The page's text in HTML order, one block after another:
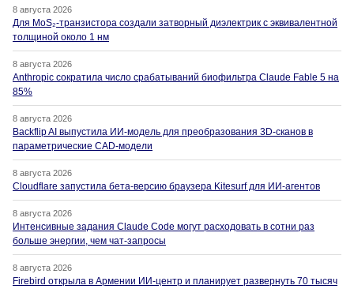
8 августа 2026
Для MoS₂-транзистора создали затворный диэлектрик с эквивалентной
толщиной около 1 нм
8 августа 2026
Anthropic сократила число срабатываний биофильтра Claude Fable 5 на
85%
8 августа 2026
Backflip AI выпустила ИИ-модель для преобразования 3D-сканов в
параметрические CAD-модели
8 августа 2026
Cloudflare запустила бета-версию браузера Kitesurf для ИИ-агентов
8 августа 2026
Интенсивные задания Claude Code могут расходовать в сотни раз
больше энергии, чем чат-запросы
8 августа 2026
Firebird открыла в Армении ИИ-центр и планирует развернуть 70 тысяч